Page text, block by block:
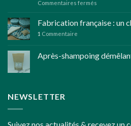
Commentaires fermés
pour
des
fin
Fabrication française : un
1 Commentaire
Après-shampoing
NEWSLETTER